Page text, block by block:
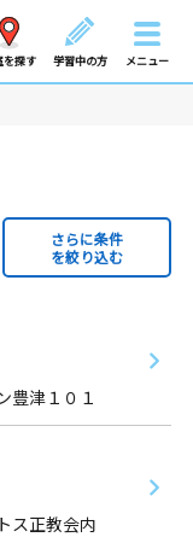
を探す 学習中の方 メニュー
さらに条件
を絞り込む
豊津１０１
ス正教会内